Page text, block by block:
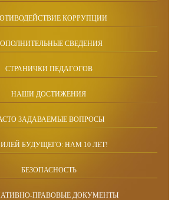
КОРРУПЦИИ
СВЕДЕНИЯ
СТРАНИЧКИ ПЕДАГОГОВ
НАШИ ДОСТИЖЕНИЯ
ЗАДАВАЕМЫЕ ВОПРОСЫ
БУДУЩЕГО: НАМ 10 ЛЕТ!
БЕЗОПАСНОСТЬ
ПРАВОВЫЕ ДОКУМЕНТЫ